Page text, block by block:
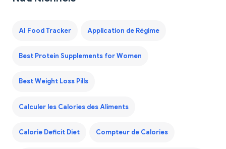
AI Food Tracker Application de Régime
Best Protein Supplements for Women
Best Weight Loss Pills
Calculer les Calories des Aliments
Calorie Deficit Diet Compteur de Calories